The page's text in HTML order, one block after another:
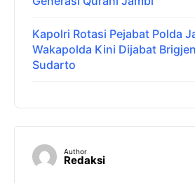
Kapolri Rotasi Pejabat Polda
Wakapolda Kini Dijabat
Sudarto
Author
Redaksi